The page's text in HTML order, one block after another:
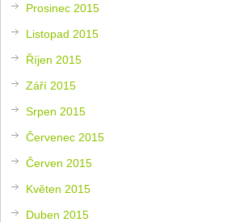
Prosinec 2015
Listopad 2015
Říjen 2015
Září 2015
Srpen 2015
Červenec 2015
Červen 2015
Květen 2015
Duben 2015